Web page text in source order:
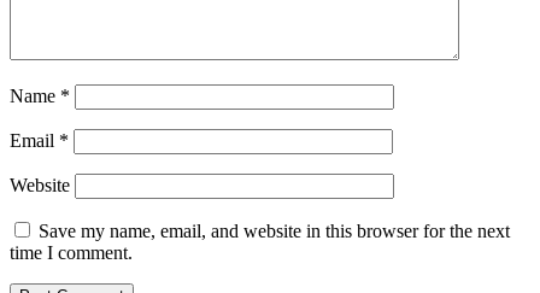
Name *
Email *
Website
Save my name, email, and website in this browser for the next
time I comment.